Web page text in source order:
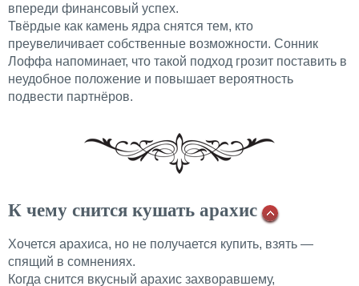
впереди финансовый успех.
Твёрдые как камень ядра снятся тем, кто
преувеличивает собственные возможности. Сонник
Лоффа напоминает, что такой подход грозит поставить в
неудобное положение и повышает вероятность
подвести партнёров.
К чему снится кушать арахис
Хочется арахиса, но не получается купить, взять —
спящий в сомнениях.
Когда снится вкусный арахис захворавшему,